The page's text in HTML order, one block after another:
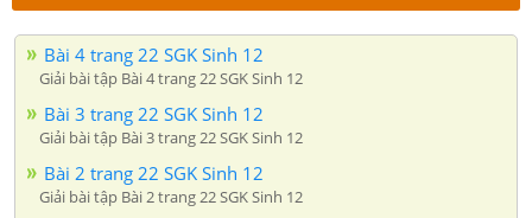
Bài 4 trang 22 SGK Sinh 12
Giải bài tập Bài 4 trang 22 SGK Sinh 12
Bài 3 trang 22 SGK Sinh 12
Giải bài tập Bài 3 trang 22 SGK Sinh 12
Bài 2 trang 22 SGK Sinh 12
Giải bài tập Bài 2 trang 22 SGK Sinh 12